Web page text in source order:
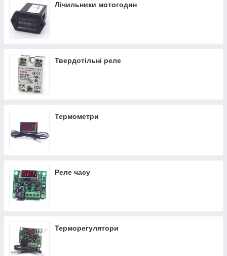
Лічильники мотогодин
Твердотільні реле
Термометри
Реле часу
Терморегулятори